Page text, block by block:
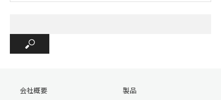
会社概要 製品